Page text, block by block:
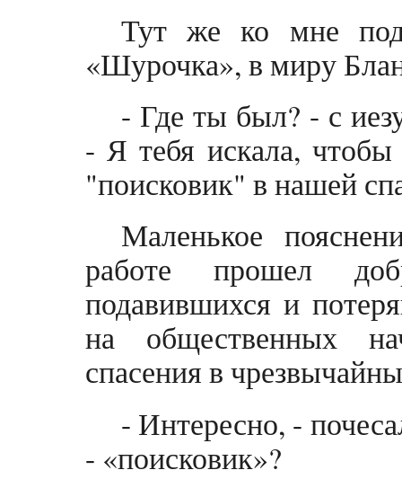
Тут же ко мне
«Шурочка», в миру
- Где ты был? - с
- Я тебя искала,
"поисковик" в нашей
Маленькое
работе прошел
подавившихся и
на общественных
спасения в
- Интересно, -
- «поисковик»?